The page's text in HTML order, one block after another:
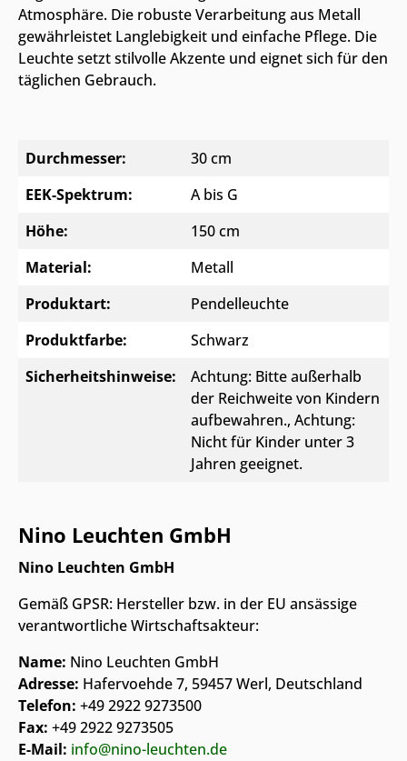
Atmosphäre. Die robuste Verarbeitung aus Metall
gewährleistet Langlebigkeit und einfache Pflege. Die
Leuchte setzt stilvolle Akzente und eignet sich für den
täglichen Gebrauch.
Durchmesser:
30 cm
EEK-Spektrum:
A bis G
Höhe:
150 cm
Material:
Metall
Produktart:
Pendelleuchte
Produktfarbe:
Schwarz
Sicherheitshinweise:
Achtung: Bitte außerhalb
der Reichweite von Kindern
aufbewahren., Achtung:
Nicht für Kinder unter 3
Jahren geeignet.
Nino Leuchten GmbH
Nino Leuchten GmbH
Gemäß GPSR: Hersteller bzw. in der EU ansässige
verantwortliche Wirtschaftsakteur:
Name: Nino Leuchten GmbH
Adresse: Hafervoehde 7, 59457 Werl, Deutschland
Telefon: +49 2922 9273500
Fax: +49 2922 9273505
E-Mail: info@nino-leuchten.de